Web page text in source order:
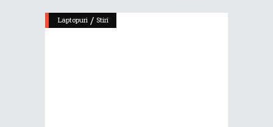
Laptopuri / Stiri